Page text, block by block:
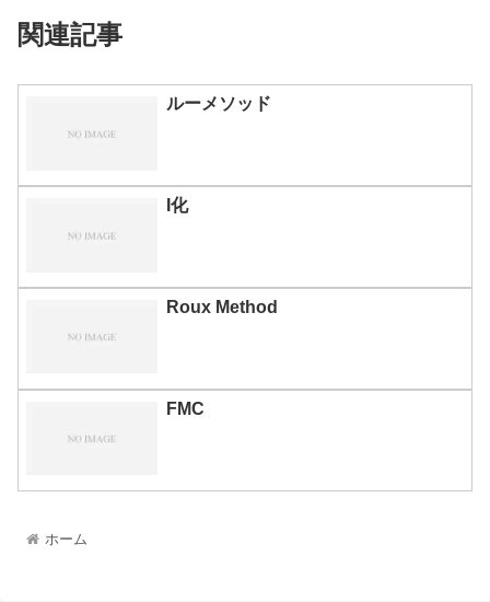
関連記事
ルーメソッド
I化
Roux Method
FMC
ホーム